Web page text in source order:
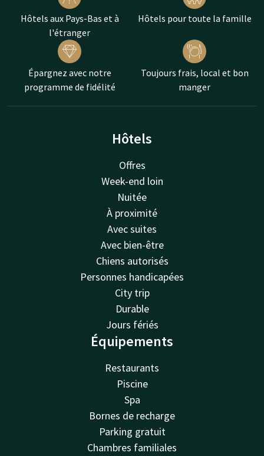
Hôtels aux Pays-Bas et à
l'étranger
Hôtels pour toute la famille
Épargnez avec notre
programme de fidélité
Toujours frais, local et bon
manger
Hôtels
Offres
Week-end loin
Nuitée
À proximité
Avec suites
Avec bien-être
Chiens autorisés
Personnes handicapées
City trip
Durable
Jours fériés
Équipements
Restaurants
Piscine
Spa
Bornes de recharge
Parking gratuit
Chambres familiales